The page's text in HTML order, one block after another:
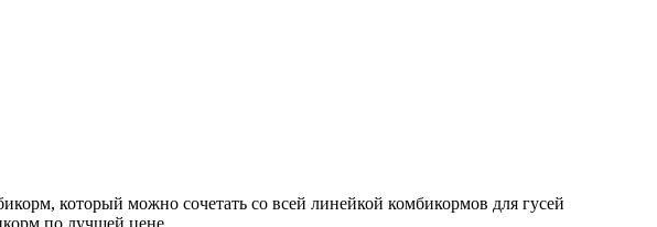
который можно сочетать со всей линейкой комбикормов для гусей